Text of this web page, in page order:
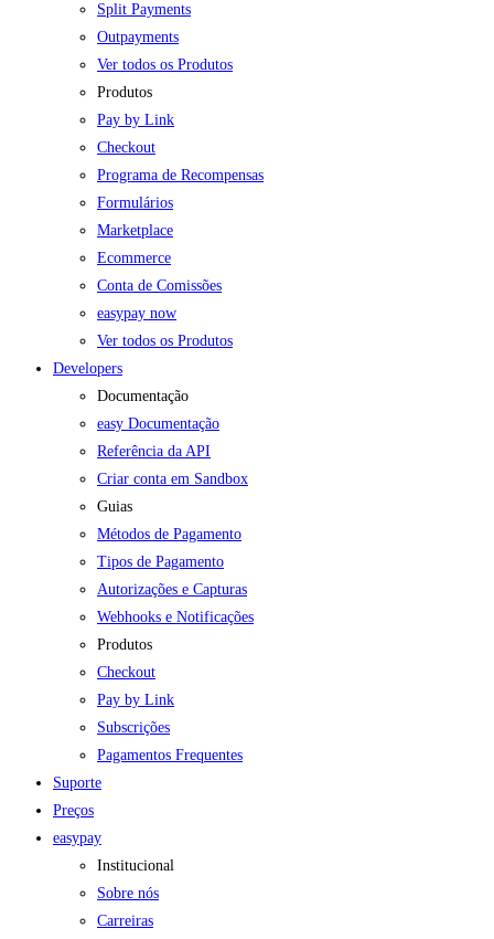
Split Payments
Outpayments
Ver todos os Produtos
Produtos
Pay by Link
Checkout
Programa de Recompensas
Formulários
Marketplace
Ecommerce
Conta de Comissões
easypay now
Ver todos os Produtos
Developers
Documentação
easy Documentação
Referência da API
Criar conta em Sandbox
Guias
Métodos de Pagamento
Tipos de Pagamento
Autorizações e Capturas
Webhooks e Notificações
Produtos
Checkout
Pay by Link
Subscrições
Pagamentos Frequentes
Suporte
Preços
easypay
Institucional
Sobre nós
Carreiras